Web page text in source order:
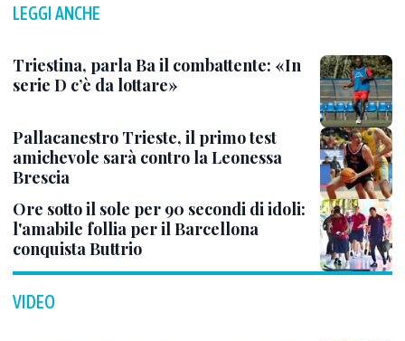
LEGGI ANCHE
Triestina, parla Ba il combattente: «In
serie D c’è da lottare»
Pallacanestro Trieste, il primo test
amichevole sarà contro la Leonessa
Brescia
Ore sotto il sole per 90 secondi di idoli:
l'amabile follia per il Barcellona
conquista Buttrio
VIDEO